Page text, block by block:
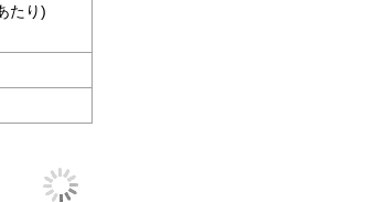
たり)